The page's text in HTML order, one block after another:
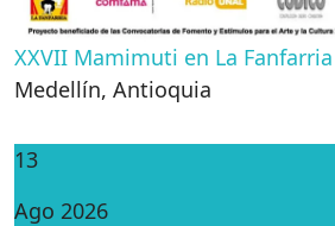
XXVII Mamimuti en La
Medellín, Antioquia
13
Ago 2026